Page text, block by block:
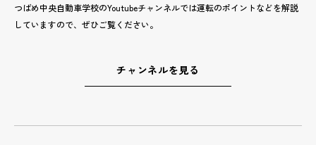
つばめ中央自動車学校のYoutubeチャンネルでは運転のポイントなどを解説
していますので、ぜひご覧ください。
チャンネルを見る